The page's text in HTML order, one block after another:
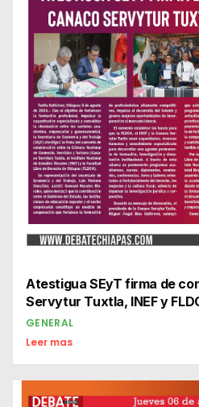
Atestigua SEyT firma de
Servytur Tuxtla, INEF y
GENERAL
Leer mas